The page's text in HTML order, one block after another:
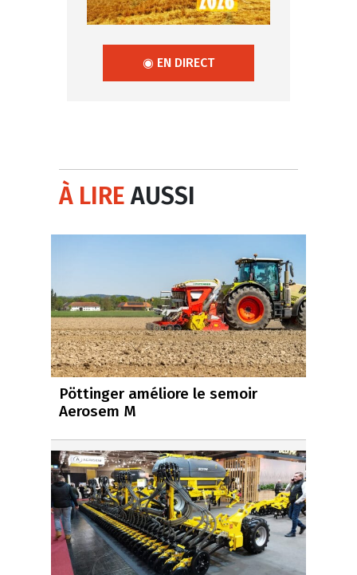
◉ EN DIRECT
À LIREAUSSI
Pöttinger améliore le semoir
Aerosem M